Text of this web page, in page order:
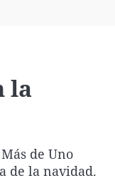
la
de Uno
de la navidad.